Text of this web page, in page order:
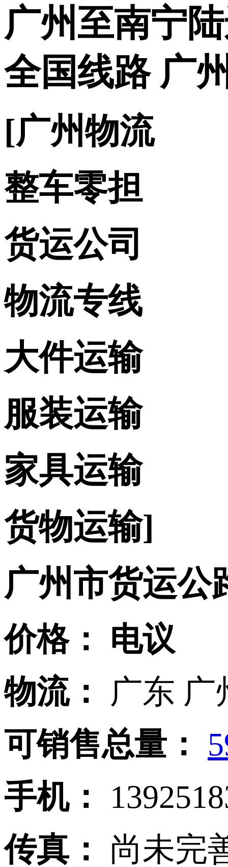
广州至南宁
全国线路 广
[广州物流
整车零担
货运公司
物流专线
大件运输
服装运输
家具运输
货物运输]
广州市货运公
价格：
电议
物流：
广东 广
可销售总量：
手机：
传真：
尚未完